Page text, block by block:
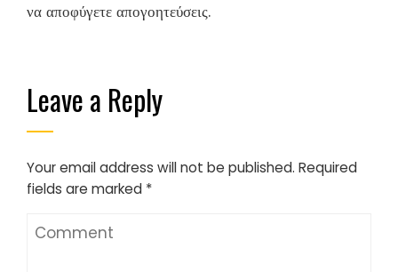
να αποφύγετε απογοητεύσεις.
Leave a Reply
Your email address will not be published. Required
fields are marked *